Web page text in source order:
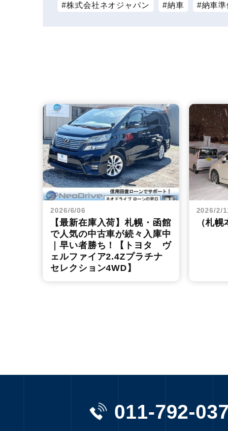
株式会社ネオジャパン 納車 納車準
2026/6/06
【最新在庫入荷】札幌・函館
で人気の中古車が続々入庫中
｜早い者勝ち！【トヨタ ヴ
ェルファイア2.4Zプラチナ
セレクション4WD】
2026/2/
（札
011-792-